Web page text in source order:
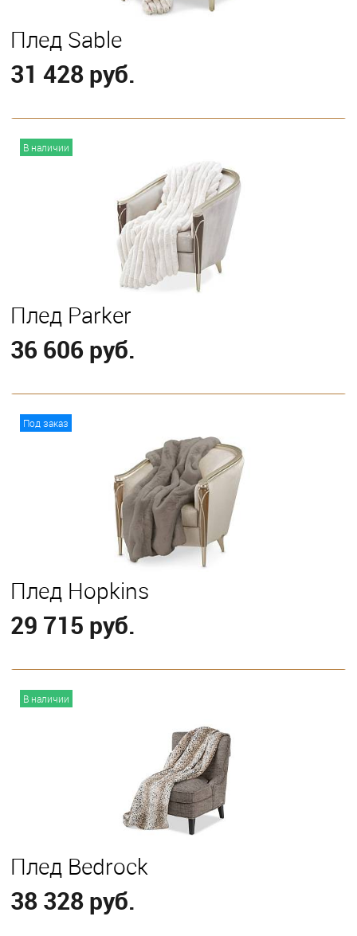
Плед Sable
31 428 руб.
В наличии
Плед Parker
36 606 руб.
Под заказ
Плед Hopkins
29 715 руб.
В наличии
Плед Bedrock
38 328 руб.